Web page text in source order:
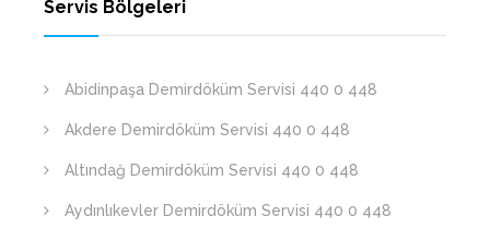
Servis Bölgeleri
Abidinpaşa Demirdöküm Servisi 440 0 448
Akdere Demirdöküm Servisi 440 0 448
Altındağ Demirdöküm Servisi 440 0 448
Aydınlıkevler Demirdöküm Servisi 440 0 448